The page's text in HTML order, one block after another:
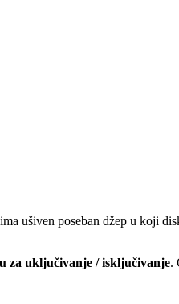
ušiven poseban džep u koji
za uključivanje / isključivanje.